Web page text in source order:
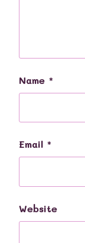
Name *
Email *
Website